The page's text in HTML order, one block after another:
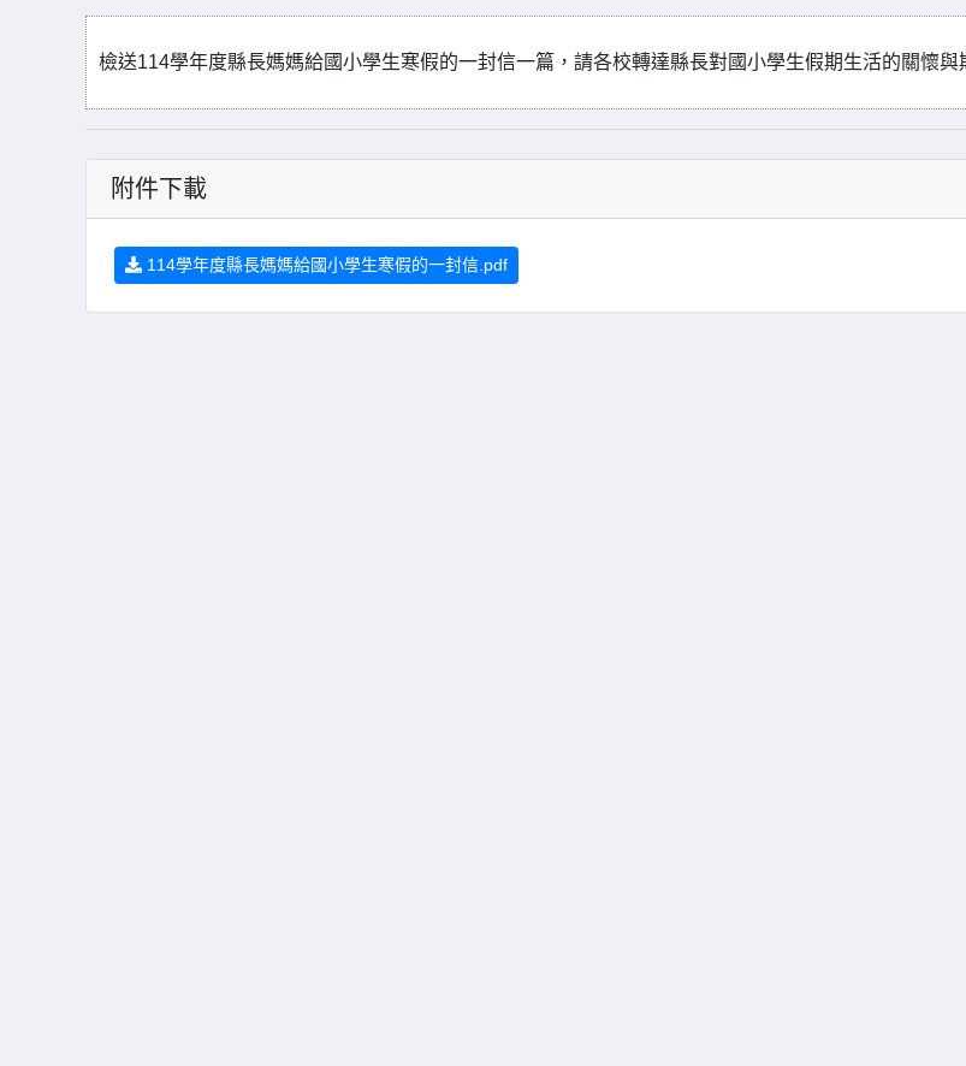
檢送114學年度縣長媽媽給國小學生寒假的一封信一篇，請各校轉達縣長對國小學生假期生活的關懷與
附件下載
114學年度縣長媽媽給國小學生寒假的一封信.pdf